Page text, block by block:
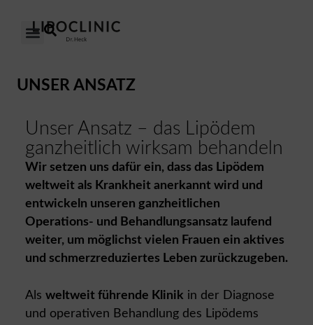
UNSER ANSATZ
Unser Ansatz – das Lipödem
ganzheitlich wirksam behandeln
Wir setzen uns dafür ein, dass das Lipödem
weltweit als Krankheit anerkannt wird und
entwickeln unseren ganzheitlichen
Operations- und Behandlungsansatz laufend
weiter, um möglichst vielen Frauen ein aktives
und schmerzreduziertes Leben zurückzugeben.
Als weltweit führende Klinik in der Diagnose
und operativen Behandlung des Lipödems